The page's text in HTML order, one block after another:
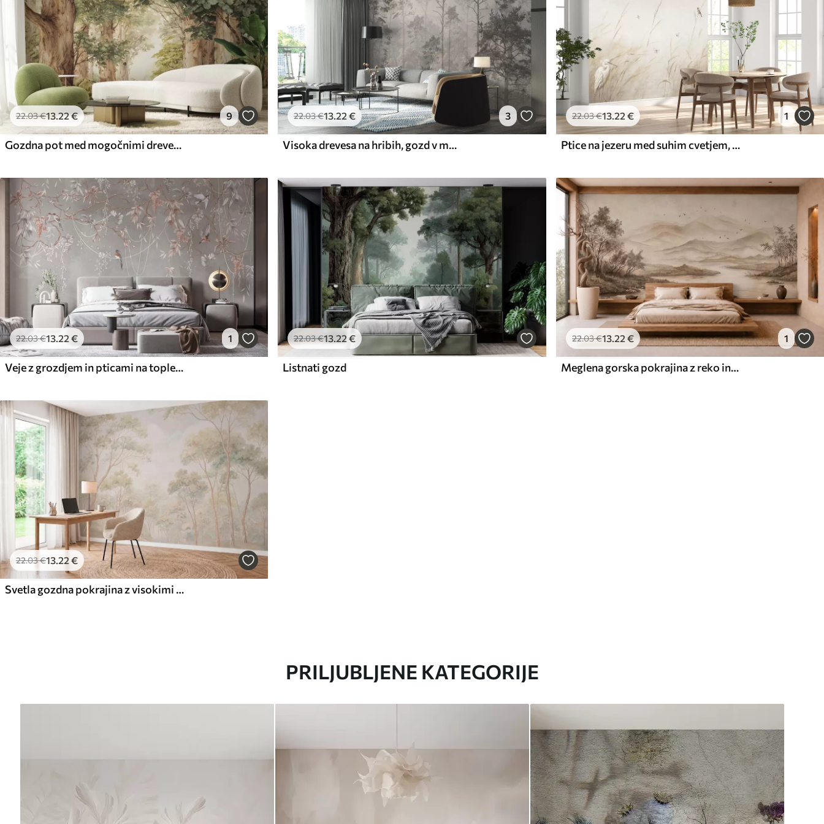
22.03€13.22€ 9
Gozdna pot med mogočnimi drevesi v akvarelnem slogu
22.03€13.22€ 3
Visoka drevesa na hribih, gozd v megli
22.03€13.22 € 1
Ptice na jezeru med suhim cvetjem, rastlinami in travo
22.03€13 .22 € 1
Veje z grozdjem in pticami na toplem sivo-rožnatem ozadju
22.03€13 .22 €
Listnati gozd
22.03€13.22 € 1
Meglena gorska pokrajina z reko in pticami
22.03€13.22 €
Svetla gozdna pokrajina z visokimi drevesi
PRILJUBLJENE KATEGORIJE